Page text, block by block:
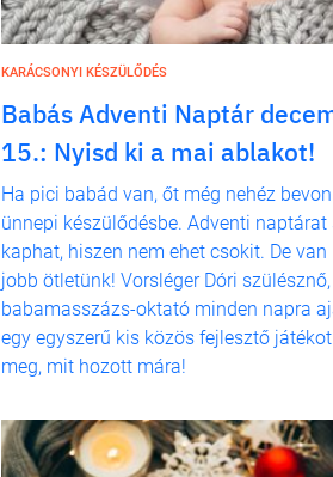
KARÁCSONYI KÉSZÜLŐDÉS
Babás Adventi Naptár
15.: Nyisd ki a mai ablakot!
Ha pici babád van, őt még nehéz
ünnepi készülődésbe. Adventi naptárat
kaphat, hiszen nem ehet csokit. De van
jobb ötletünk! Vorsléger Dóri szülésznő,
babamasszázs-oktató minden napra
egy egyszerű kis közös fejlesztő
meg, mit hozott mára!